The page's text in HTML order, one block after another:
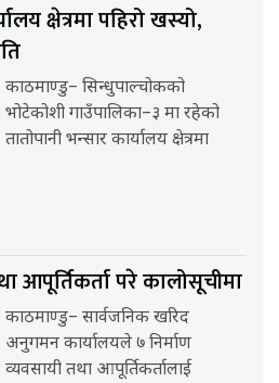
क्षेत्रमा पहिरो खस्यो,
काठमाण्डु– सिन्धुपाल्चोकको
भोटेकोशी गाउँपालिका–३ मा रहेको
तातोपानी भन्सार कार्यालय क्षेत्रमा
आपूर्तिकर्ता परे कालोसूचीमा
काठमाण्डु– सार्वजनिक खरिद
अनुगमन कार्यालयले ७ निर्माण
व्यवसायी तथा आपूर्तिकर्तालाई